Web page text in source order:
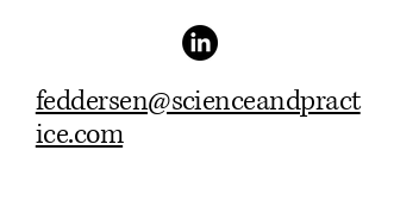
feddersen@scienceandpract
ice.com